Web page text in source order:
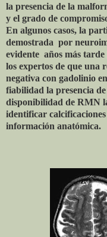
la presencia de la
y el grado de
En algunos casos, la
demostrada por
evidente años más
los expertos de que una
negativa con gadolinio
fiabilidad la presencia
disponibilidad de RMN
identificar
información anatómica.